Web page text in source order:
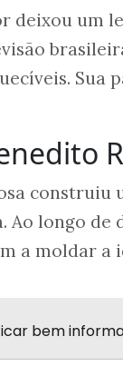
deixou um
Sua
Ao longo de
a moldar
bem